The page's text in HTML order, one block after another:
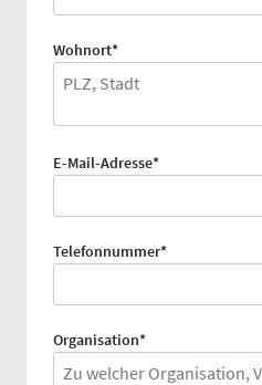
Pflichtfeld
Wohnort*
Pflichtfeld
E-Mail-Adresse*
Pflichtfeld
Telefonnummer*
Pflichtfeld
Organisation*